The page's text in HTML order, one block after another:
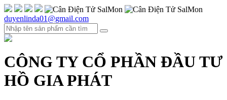
duyenlinda01@gmail.com
CÔNG TY CỔ PHẦN ĐẦU TƯ
HỒ GIA PHÁT